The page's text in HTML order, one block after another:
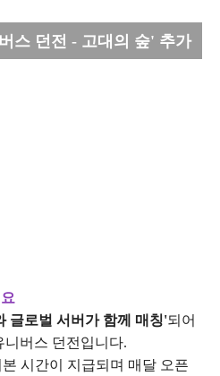
스 던전 - 고대의 숲' 추가
글로벌 서버가 함께 매칭'되어
니버스 던전입니다.
시간이 지급되며 매달 오픈